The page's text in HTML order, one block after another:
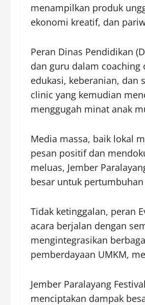
menampilkan produk
ekonomi kreatif, dan
Peran Dinas Pendidikan
dan guru dalam
edukasi, keberanian, dan
clinic yang kemudian
menggugah minat anak
Media massa, baik lokal
pesan positif dan
meluas, Jember
besar untuk
Tidak ketinggalan, peran
acara berjalan dengan
mengintegrasikan
pemberdayaan UMKM,
Jember Paralayang
menciptakan dampak